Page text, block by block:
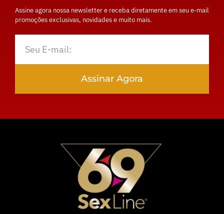
Assine agora nossa newsletter e receba diretamente em seu e-mail
promoções exclusivas, novidades e muito mais.
Assinar Agora